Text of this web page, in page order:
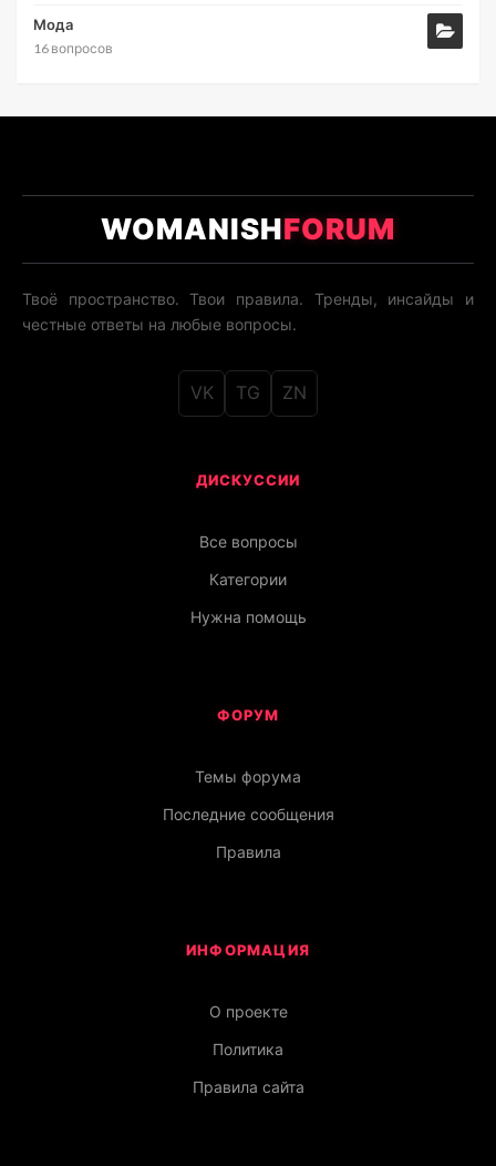
Мода
16 вопросов
WOMANISHFORUM
Твоё пространство. Твои правила. Тренды, инсайды и
честные ответы на любые вопросы.
VK TG ZN
ДИСКУССИИ
Все вопросы
Категории
Нужна помощь
ФОРУМ
Темы форума
Последние сообщения
Правила
ИНФОРМАЦИЯ
О проекте
Политика
Правила сайта